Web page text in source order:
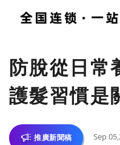
防脫從日常
護髮習慣是
推廣新聞稿 Sep